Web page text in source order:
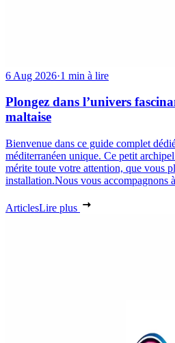
6 Aug 2026·1 min à lire
Plongez dans l’univers
maltaise
Bienvenue dans ce guide complet
méditerranéen unique. Ce petit
mérite toute votre attention, que vous
installation.Nous vous accompagnons
ArticlesLire plus